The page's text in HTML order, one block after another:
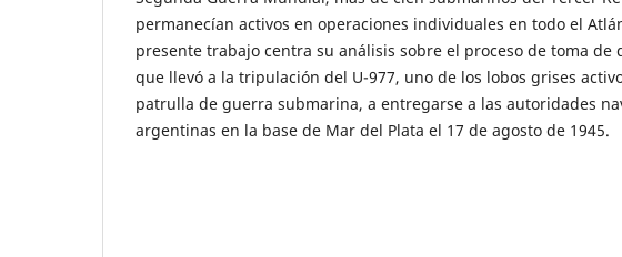
permanecían activos en operaciones individuales en todo el
presente trabajo centra su análisis sobre el proceso de toma de
que llevó a la tripulación del U-977, uno de los lobos grises
patrulla de guerra submarina, a entregarse a las autoridades
argentinas en la base de Mar del Plata el 17 de agosto de 1945.